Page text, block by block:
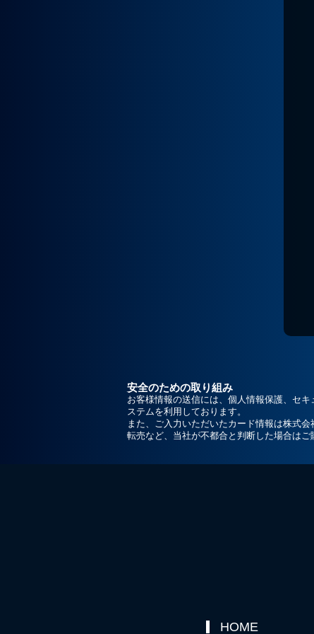
安全のための取り組み
お客様情報の送信には、個人情報保護、セ
ステムを利用しております。
また、ご入力いただいたカード情報は株式
転売など、当社が不都合と判断した場合は
HOME